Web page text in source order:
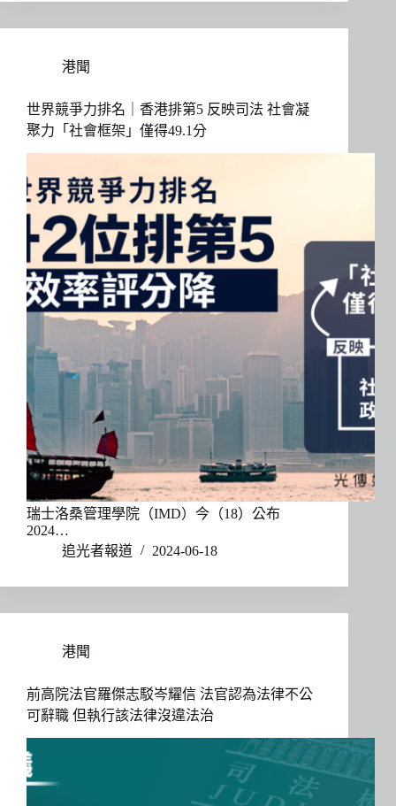
港聞
世界競爭力排名｜香港排第5 反映司法 社會凝
聚力「社會框架」僅得49.1分
瑞士洛桑管理學院（IMD）今（18）公布
2024…
追光者報道
2024-06-18
港聞
前高院法官羅傑志駁岑耀信 法官認為法律不公
可辭職 但執行該法律沒違法治